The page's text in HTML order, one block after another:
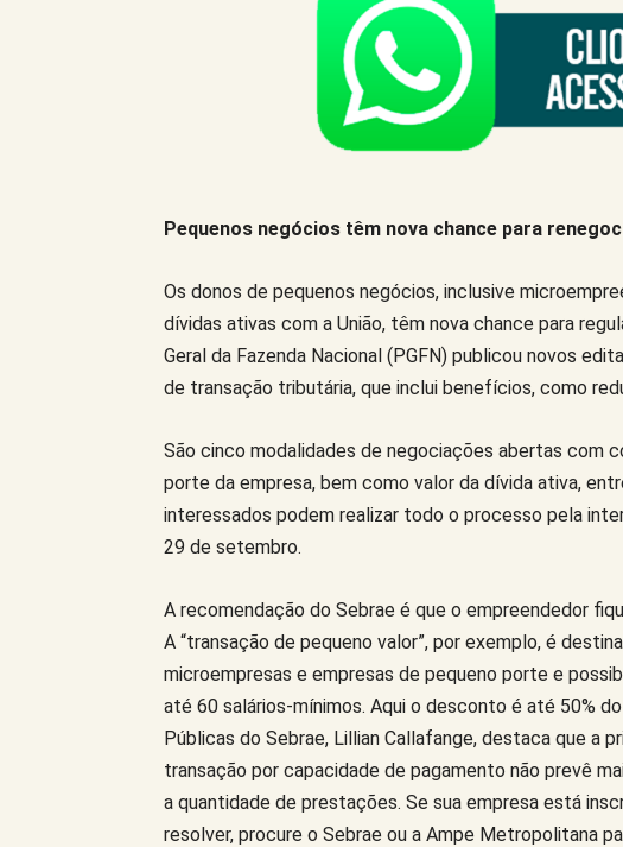
Pequenos negócios têm nova chance para
Os donos de pequenos negócios, inclusive
dívidas ativas com a União, têm nova chance para
Geral da Fazenda Nacional (PGFN) publicou novos
de transação tributária, que inclui benefícios, como
São cinco modalidades de negociações abertas com
porte da empresa, bem como valor da dívida ativa,
interessados podem realizar todo o processo pela
29 de setembro.
A recomendação do Sebrae é que o empreendedor
A “transação de pequeno valor”, por exemplo, é
microempresas e empresas de pequeno porte e
até 60 salários-mínimos. Aqui o desconto é até 50%
Públicas do Sebrae, Lillian Callafange, destaca que a
transação por capacidade de pagamento não prevê
a quantidade de prestações. Se sua empresa está
resolver, procure o Sebrae ou a Ampe Metropolitana